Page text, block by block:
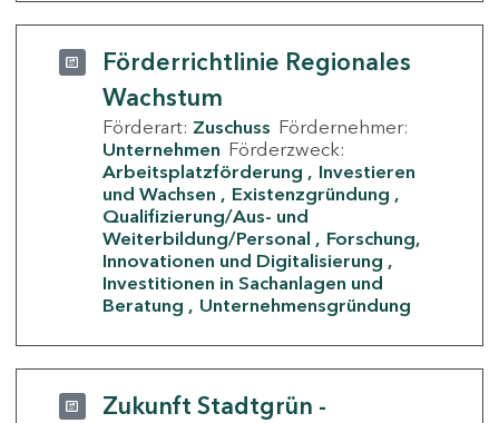
Förderrichtlinie Regionales
Wachstum
Förderart: Zuschuss Fördernehmer:
Unternehmen Förderzweck:
Arbeitsplatzförderung
Investieren
und Wachsen
Existenzgründung
Qualifizierung/Aus- und
Weiterbildung/Personal
Forschung,
Innovationen und Digitalisierung
Investitionen in Sachanlagen und
Beratung
Unternehmensgründung
Zukunft Stadtgrün -